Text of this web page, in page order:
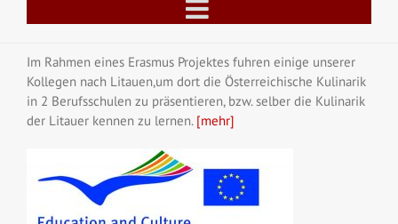
Im Rahmen eines Erasmus Projektes fuhren einige unserer
Kollegen nach Litauen,um dort die Österreichische Kulinarik
in 2 Berufsschulen zu präsentieren, bzw. selber die Kulinarik
der Litauer kennen zu lernen. [mehr]